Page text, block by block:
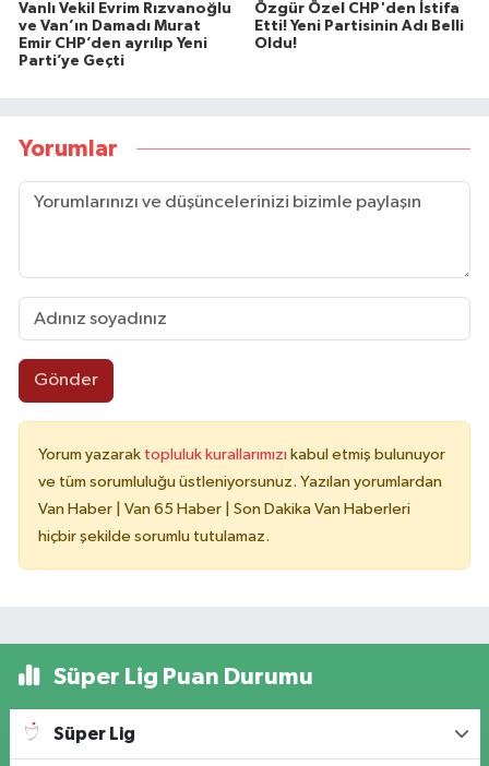
Vanlı Vekil Evrim Rızvanoğlu
ve Van’ın Damadı Murat
Emir CHP’den ayrılıp Yeni
Parti’ye Geçti
Özgür Özel CHP'den İstifa
Etti! Yeni Partisinin Adı Belli
Oldu!
Yorumlar
Gönder
Yorum yazarak topluluk kurallarımızı kabul etmiş bulunuyor
ve tüm sorumluluğu üstleniyorsunuz. Yazılan yorumlardan
Van Haber | Van 65 Haber | Son Dakika Van Haberleri
hiçbir şekilde sorumlu tutulamaz.
Süper Lig Puan Durumu
Süper Lig